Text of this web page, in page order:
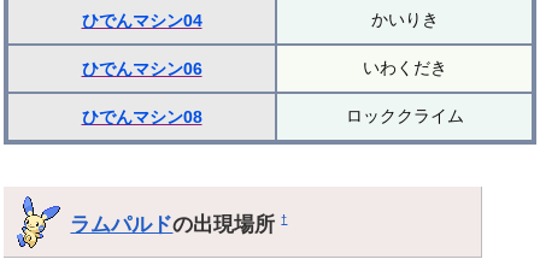
ひでんマシン04 かいりき
ひでんマシン06 いわくだき
ひでんマシン08 ロッククライム
ラムパルドの出現場所†